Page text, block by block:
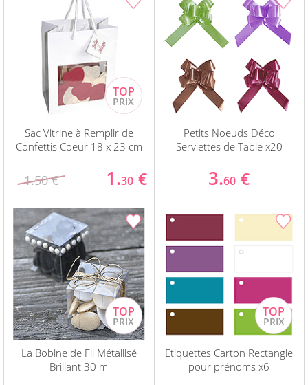
Sac Vitrine à Remplir de
Confettis Coeur 18 x 23 cm
1.50 € 1.30 €
Petits Noeuds Déco
Serviettes de Table x20
3.60 €
La Bobine de Fil Métallisé
Brillant 30 m
Etiquettes Carton Rectangle
pour prénoms x6